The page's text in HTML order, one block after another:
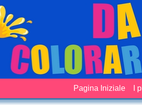
Pagina Iniziale I